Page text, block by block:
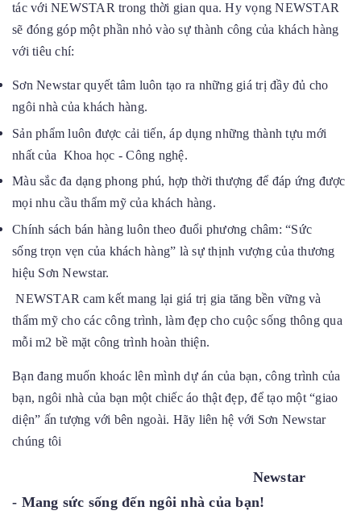
tác với NEWSTAR trong thời gian qua. Hy vọng NEWSTAR
sẽ đóng góp một phần nhỏ vào sự thành công của khách hàng
với tiêu chí:
Sơn Newstar quyết tâm luôn tạo ra những giá trị đầy đủ cho
ngôi nhà của khách hàng.
Sản phẩm luôn được cải tiến, áp dụng những thành tựu mới
nhất của Khoa học - Công nghệ.
Màu sắc đa dạng phong phú, hợp thời thượng để đáp ứng được
mọi nhu cầu thẩm mỹ của khách hàng.
Chính sách bán hàng luôn theo đuổi phương châm: “Sức
sống trọn vẹn của khách hàng” là sự thịnh vượng của thương
hiệu Sơn Newstar.
NEWSTAR cam kết mang lại giá trị gia tăng bền vững và
thẩm mỹ cho các công trình, làm đẹp cho cuộc sống thông qua
mỗi m2 bề mặt công trình hoàn thiện.
Bạn đang muốn khoác lên mình dự án của bạn, công trình của
bạn, ngôi nhà của bạn một chiếc áo thật đẹp, để tạo một “giao
diện” ấn tượng với bên ngoài. Hãy liên hệ với Sơn Newstar
chúng tôi
Newstar
- Mang sức sống đến ngôi nhà của bạn!